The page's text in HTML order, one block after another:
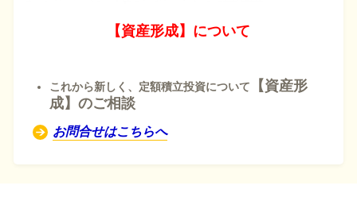
【資産形成】について
これから新しく、定額積立投資について
【資産形
成】のご相談
お問合せはこちらへ